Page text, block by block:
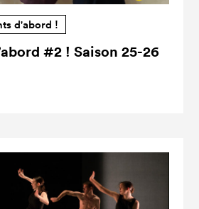
d'abord !
#2 ! Saison 25-26